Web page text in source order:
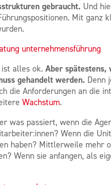
gebraucht. Und
Mit ganz
ist alles ok.Aber spätestens,
gehandelt werden. Denn
die Anforderungen an die
Wachstum.
was passiert, wenn die
Wenn die
haben? Mittlerweile mehr
Wenn sie anfangen, als